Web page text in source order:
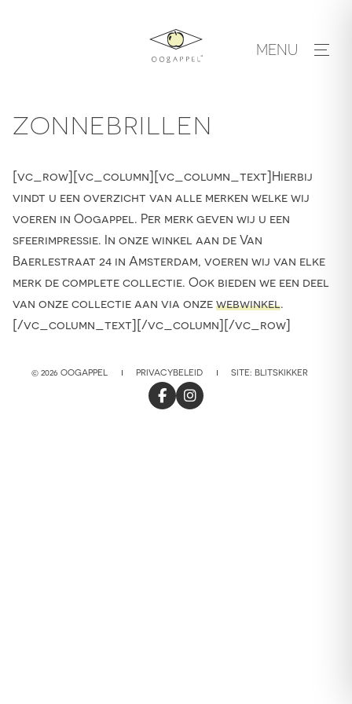
MENU
ZONNEBRILLEN
[vc_row][vc_column][vc_column_text]Hierbij
vindt u een overzicht van alle merken welke wij
voeren in Oogappel. Per merk geven wij u een
sfeerimpressie. In onze winkel aan de Van
Baerlestraat 24 in Amsterdam, voeren wij van elke
merk de complete collectie. Ook bieden we een deel
van onze collectie aan via onze webwinkel.
[/vc_column_text][/vc_column][/vc_row]
© 2026 OOGAPPEL PRIVACYBELEID SITE: BLITSKIKKER